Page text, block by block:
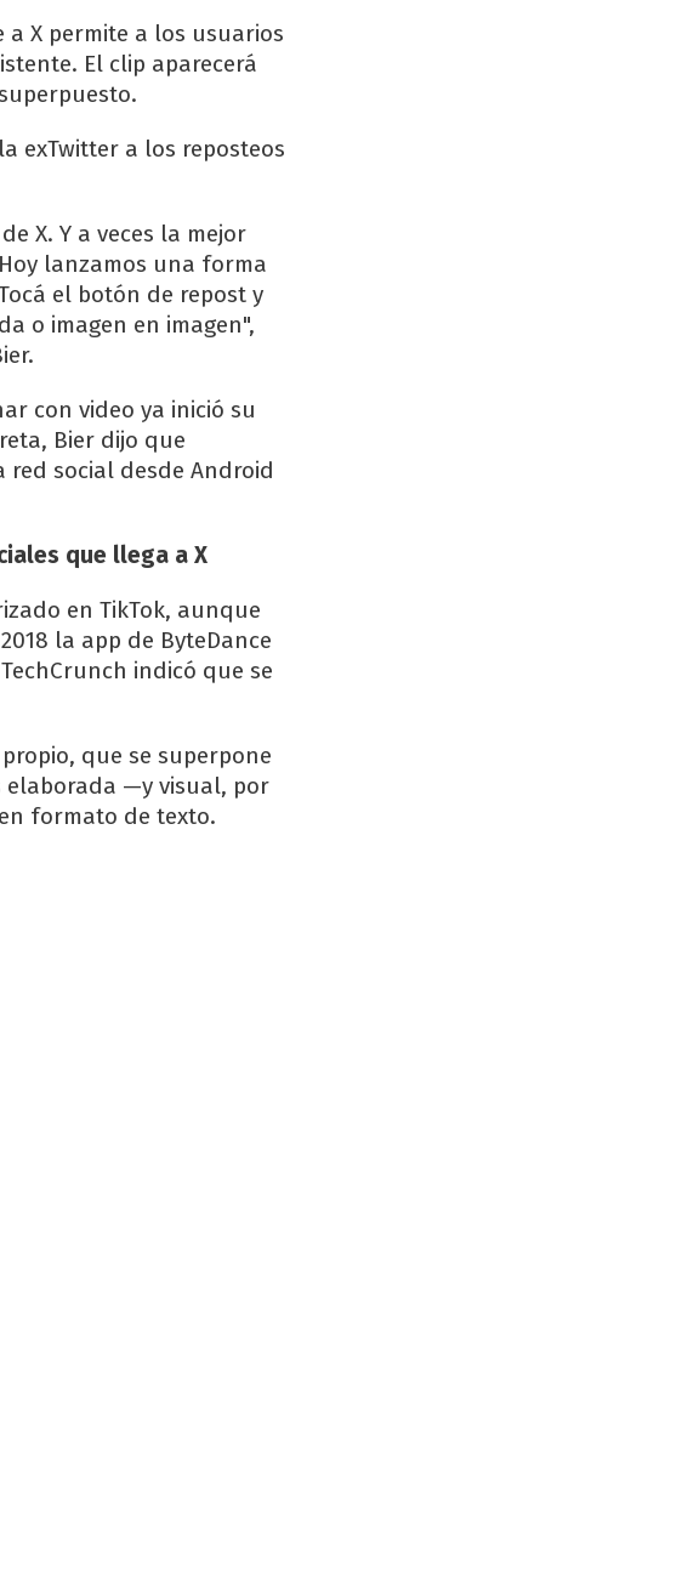
X permite a los usuarios
El clip aparecerá
exTwitter a los reposteos
X. Y a veces la mejor
lanzamos una forma
el botón de repost y
o imagen en imagen",
con video ya inició su
Bier dijo que
social desde Android
que llega a X
en TikTok, aunque
la app de ByteDance
indicó que se
que se superpone
elaborada —y visual, por
formato de texto.